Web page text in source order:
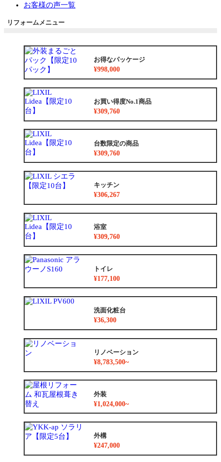
お客様の声一覧
リフォームメニュー
お得なパッケージ
¥998,000
お買い得度No.1商品
¥309,760
台数限定の商品
¥309,760
キッチン
¥306,267
浴室
¥309,760
トイレ
¥177,100
洗面化粧台
¥36,300
リノベーション
¥8,783,500~
外装
¥1,024,000~
外構
¥247,000